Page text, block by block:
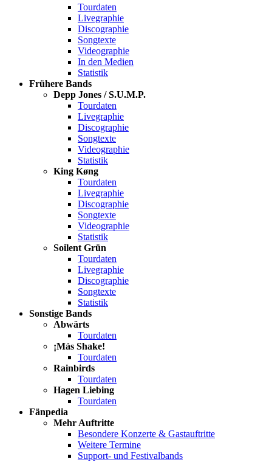
Tourdaten
Livegraphie
Discographie
Songtexte
Videographie
In den Medien
Statistik
Frühere Bands
Depp Jones / S.U.M.P.
Tourdaten
Livegraphie
Discographie
Songtexte
Videographie
Statistik
King Køng
Tourdaten
Livegraphie
Discographie
Songtexte
Videographie
Statistik
Soilent Grün
Tourdaten
Livegraphie
Discographie
Songtexte
Statistik
Sonstige Bands
Abwärts
Tourdaten
¡Más Shake!
Tourdaten
Rainbirds
Tourdaten
Hagen Liebing
Tourdaten
Fänpedia
Mehr Auftritte
Besondere Konzerte & Gastauftritte
Weitere Termine
Support- und Festivalbands